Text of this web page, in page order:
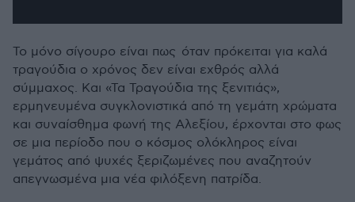
Το μόνο σίγουρο είναι πως όταν πρόκειται για καλά
τραγούδια ο χρόνος δεν είναι εχθρός αλλά
σύμμαχος. Και «Τα Τραγούδια της ξενιτιάς»,
ερμηνευμένα συγκλονιστικά από τη γεμάτη χρώματα
και συναίσθημα φωνή της Αλεξίου, έρχονται στο φως
σε μια περίοδο που ο κόσμος ολόκληρος είναι
γεμάτος από ψυχές ξεριζωμένες που αναζητούν
απεγνωσμένα μια νέα φιλόξενη πατρίδα.